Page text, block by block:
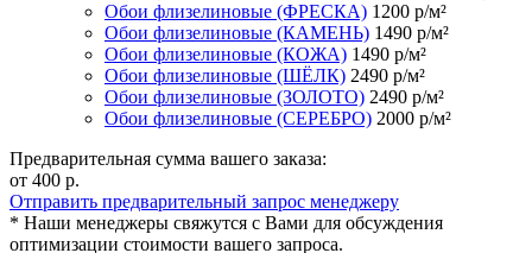
Обои флизелиновые (ФРЕСКА) 1200 р/м²
Обои флизелиновые (КАМЕНЬ) 1490 р/м²
Обои флизелиновые (КОЖА) 1490 р/м²
Обои флизелиновые (ШЁЛК) 2490 р/м²
Обои флизелиновые (ЗОЛОТО) 2490 р/м²
Обои флизелиновые (СЕРЕБРО) 2000 р/м²
Предварительная сумма вашего заказа:
от 400 р.
Отправить предварительный запрос менеджеру
* Наши менеджеры свяжутся с Вами для обсуждения
оптимизации стоимости вашего запроса.